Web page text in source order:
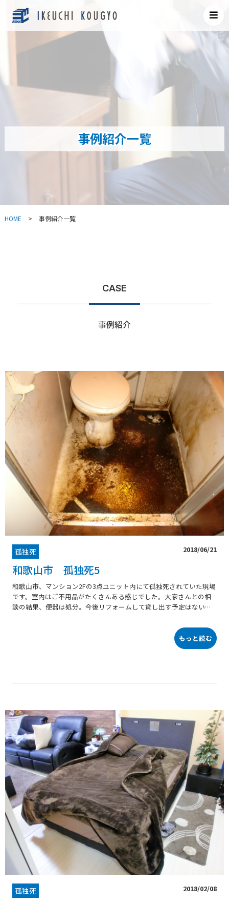
事例紹介一覧
HOME > 事例紹介一覧
CASE
事例紹介
孤独死 2018/06/21
和歌山市 孤独死5
和歌山市、マンション2Fの3点ユニット内にて孤独死されていた現場
です。室内はご不用品がたくさんある感じでした。大家さんとの相
談の結果、便器は処分。今後リフォームして貸し出す予定はないと
もっと読む
孤独死 2018/02/08